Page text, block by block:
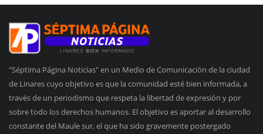
"Séptima Página Noticias" en un Medio de Comunicación de la ciudad
de Linares cuyo objetivo es que la comunidad esté bien informada, a
través de un periodismo que respeta la libertad de expresión y por
sobre todo los derechos humanos. El objetivo es aportar al desarrollo
constante del Maule sur, el que ha sido gravemente postergado